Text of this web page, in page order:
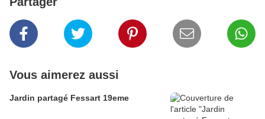
Vous aimerez aussi
Jardin partagé Fessart 19eme